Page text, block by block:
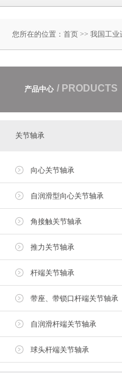
您所在的位置： 首页 >> 我国工业
产品中心 / PRODUCTS
关节轴承
向心关节轴承
自润滑型向心关节轴承
角接触关节轴承
推力关节轴承
杆端关节轴承
带座、带锁口杆端关节轴承
自润滑杆端关节轴承
球头杆端关节轴承